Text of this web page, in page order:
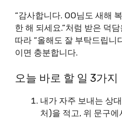
“감사합니다. OO님도 새해
한 해 되세요.”처럼 받은 덕
따라 “올해도 잘 부탁드립니
이면 충분합니다.
오늘 바로 할 일 3가지
내가 자주 보내는 상
처)을 적고, 위 문구에